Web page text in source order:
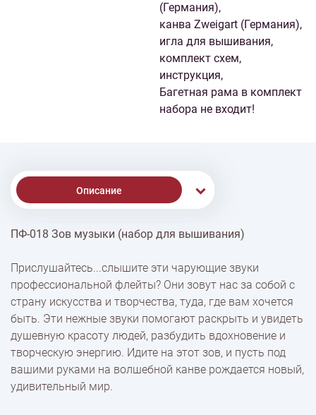
(Германия),
канва Zweigart (Германия),
игла для вышивания,
комплект схем,
инструкция,
Багетная рама в комплект
набора не входит!
Описание
Доставка
Оплата
ПФ-018 Зов музыки (набор для вышивания)
Прислушайтесь...слышите эти чарующие звуки
профессиональной флейты? Они зовут нас за собой с
страну искусства и творчества, туда, где вам хочется
быть. Эти нежные звуки помогают раскрыть и увидеть
душевную красоту людей, разбудить вдохновение и
творческую энергию. Идите на этот зов, и пусть под
вашими руками на волшебной канве рождается новый,
удивительный мир.